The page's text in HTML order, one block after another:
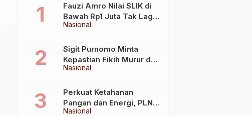
Nasional
Fauzi Amro Nilai SLIK di
Bawah Rp1 Juta Tak Lagi
Hambat Akses Rumah
Nasional
Sigit Purnomo Minta
Kepastian Fikih Murur dan
Mabit untuk Perkuat
Nasional
Perkuat Ketahanan
Pangan dan Energi, PLN
Jalin Kerja Sama Strategis